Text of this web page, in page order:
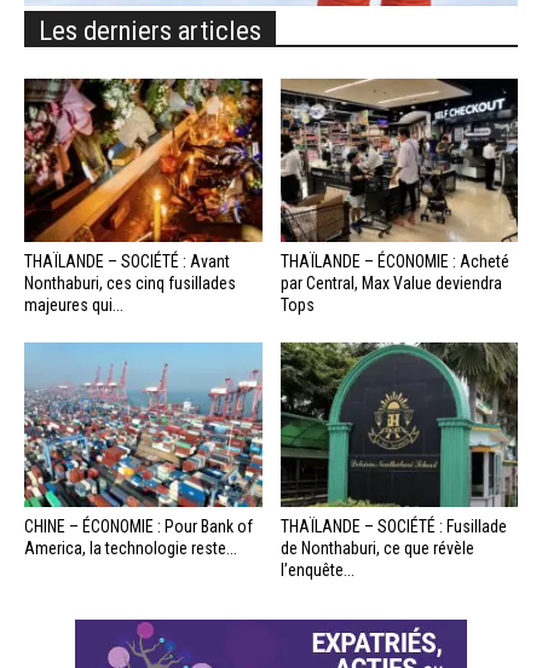
Les derniers articles
THAÏLANDE – SOCIÉTÉ : Avant
Nonthaburi, ces cinq fusillades
majeures qui...
THAÏLANDE – ÉCONOMIE : Acheté
par Central, Max Value deviendra
Tops
CHINE – ÉCONOMIE : Pour Bank of
America, la technologie reste...
THAÏLANDE – SOCIÉTÉ : Fusillade
de Nonthaburi, ce que révèle
l’enquête...